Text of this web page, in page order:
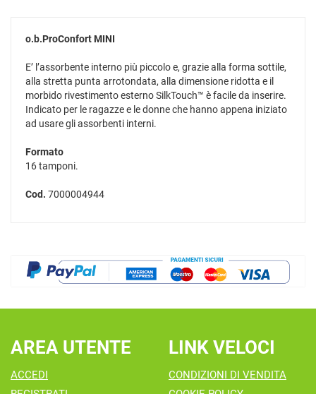
o.b.ProConfort MINI
E’ l’assorbente interno più piccolo e, grazie alla forma sottile,
alla stretta punta arrotondata, alla dimensione ridotta e il
morbido rivestimento esterno SilkTouch™ è facile da inserire.
Indicato per le ragazze e le donne che hanno appena iniziato
ad usare gli assorbenti interni.
Formato
16 tamponi.
Cod. 7000004944
AREA UTENTE
ACCEDI
LINK VELOCI
CONDIZIONI DI VENDITA